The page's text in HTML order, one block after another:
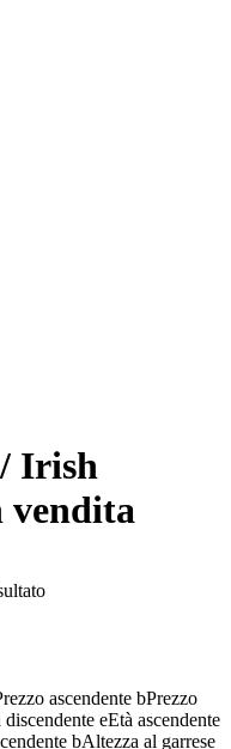
Irish
vendita
ascendente bPrezzo
discendente eEtà ascendente
bAltezza al garrese